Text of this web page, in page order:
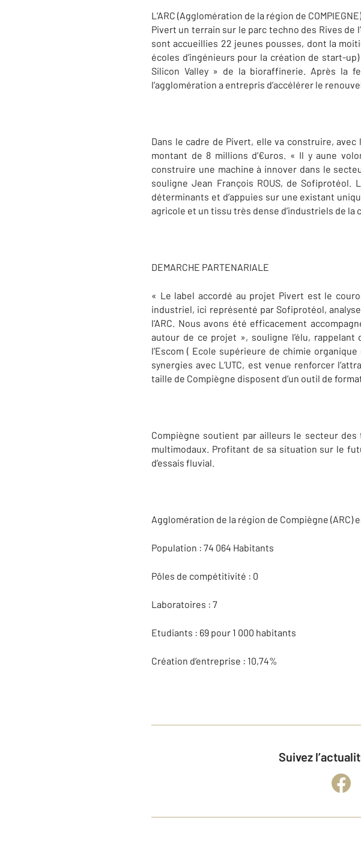
L’ARC (Agglomération de la région de
Pivert un terrain sur le parc techno des Rives de
sont accueillies 22 jeunes pousses, dont la
écoles d’ingénieurs pour la création de start-
Silicon Valley » de la bioraffinerie. Après la
l’agglomération a entrepris d’accélérer le
Dans le cadre de Pivert, elle va construire,
montant de 8 millions d’€uros. « Il y aune
construire une machine à innover dans le
souligne Jean François ROUS, de
déterminants et d’appuies sur une existant
agricole et un tissu très dense d’industriels de la
DEMARCHE PARTENARIALE
« Le label accordé au projet Pivert est le
industriel, ici représenté par Sofiprotéol,
l’ARC. Nous avons été efficacement
autour de ce projet », souligne l’élu,
l’Escom ( Ecole supérieure de chimie
synergies avec L’UTC, est venue renforcer
taille de Compiègne disposent d’un outil de
Compiègne soutient par ailleurs le secteur
multimodaux. Profitant de sa situation sur le
d’essais fluvial.
Agglomération de la région de Compiègne (ARC)
Population : 74 064 Habitants
Pôles de compétitivité : 0
Laboratoires : 7
Etudiants : 69 pour 1 000 habitants
Création d’entreprise : 10,74%
Suivez